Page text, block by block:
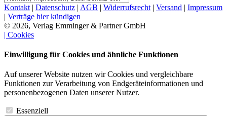
Kontakt | Datenschutz | AGB | Widerrufsrecht | Versand | Impressum
| Verträge hier kündigen
© 2026, Verlag Emminger & Partner GmbH
| Cookies
Einwilligung für Cookies und ähnliche Funktionen
Auf unserer Website nutzen wir Cookies und vergleichbare
Funktionen zur Verarbeitung von Endgeräteinformationen und
personenbezogenen Daten unserer Nutzer.
Essenziell